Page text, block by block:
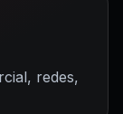
redes,